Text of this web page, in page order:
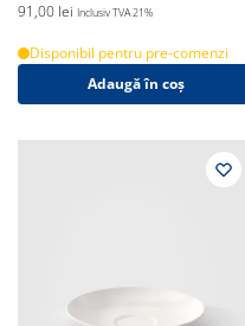
91,00 lei Inclusiv TVA 21%
Disponibil pentru pre-comenzi
Adaugă în coș